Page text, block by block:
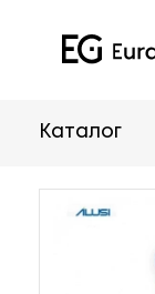
Каталог